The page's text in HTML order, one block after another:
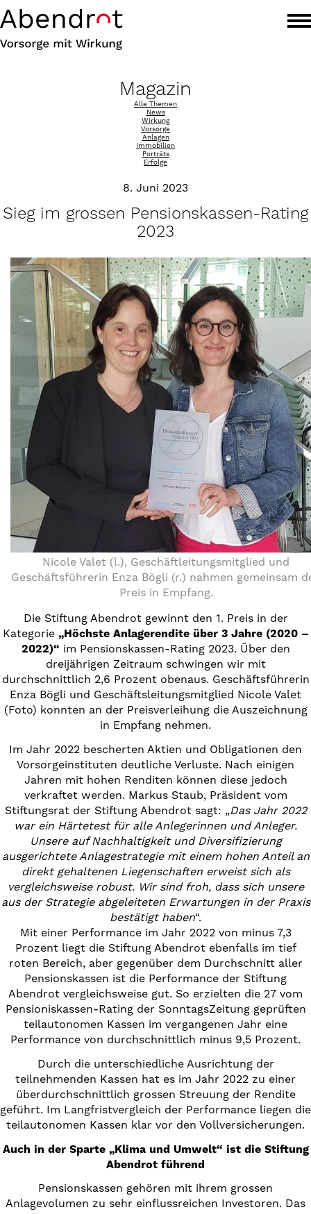
Magazin
Alle Themen
News
Wirkung
Vorsorge
Anlagen
Immobilien
Porträts
Erfolge
8. Juni 2023
Sieg im grossen Pensionskassen-Rating
2023
Nicole Valet (l.), Geschäftleitungsmitglied und
Geschäftsführerin Enza Bögli (r.) nahmen gemeinsam
Preis in Empfang.
Die Stiftung Abendrot gewinnt den 1. Preis in der
Kategorie „Höchste Anlagerendite über 3 Jahre (2020 –
2022)“ im Pensionskassen-Rating 2023. Über den
dreijährigen Zeitraum schwingen wir mit
durchschnittlich 2,6 Prozent obenaus. Geschäftsführerin
Enza Bögli und Geschäftsleitungsmitglied Nicole Valet
(Foto) konnten an der Preisverleihung die Auszeichnung
in Empfang nehmen.
Im Jahr 2022 bescherten Aktien und Obligationen den
Vorsorgeinstituten deutliche Verluste. Nach einigen
Jahren mit hohen Renditen können diese jedoch
verkraftet werden. Markus Staub, Präsident vom
Stiftungsrat der Stiftung Abendrot sagt: „Das Jahr 2022
war ein Härtetest für alle Anlegerinnen und Anleger.
Unsere auf Nachhaltigkeit und Diversifizierung
ausgerichtete Anlagestrategie mit einem hohen Anteil an
direkt gehaltenen Liegenschaften erweist sich als
vergleichsweise robust. Wir sind froh, dass sich unsere
aus der Strategie abgeleiteten Erwartungen in der Praxis
bestätigt haben“.
Mit einer Performance im Jahr 2022 von minus 7,3
Prozent liegt die Stiftung Abendrot ebenfalls im tief
roten Bereich, aber gegenüber dem Durchschnitt aller
Pensionskassen ist die Performance der Stiftung
Abendrot vergleichsweise gut. So erzielten die 27 vom
Pensioniskassen-Rating der SonntagsZeitung geprüften
teilautonomen Kassen im vergangenen Jahr eine
Performance von durchschnittlich minus 9,5 Prozent.
Durch die unterschiedliche Ausrichtung der
teilnehmenden Kassen hat es im Jahr 2022 zu einer
überdurchschnittlich grossen Streuung der Rendite
geführt. Im Langfristvergleich der Performance liegen die
teilautonomen Kassen klar vor den Vollversicherungen.
Auch in der Sparte „Klima und Umwelt“ ist die Stiftung
Abendrot führend
Pensionskassen gehören mit ihrem grossen
Anlagevolumen zu sehr einflussreichen Investoren. Das